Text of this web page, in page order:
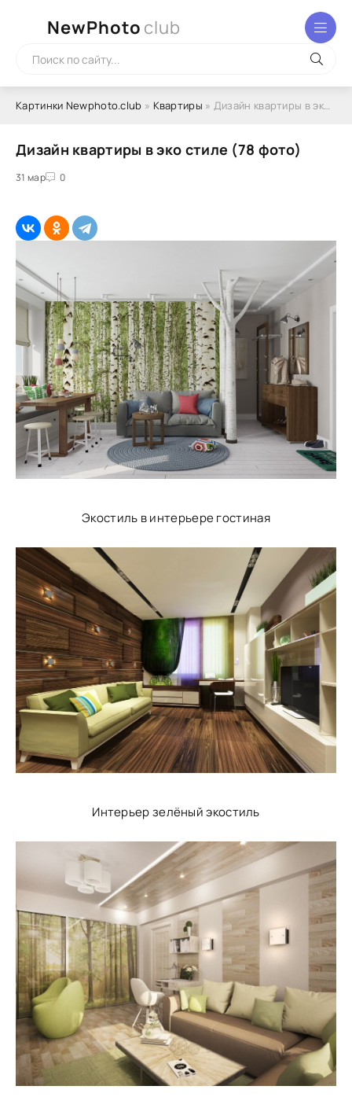
NewPhoto club
Картинки Newphoto.club » Квартиры » Дизайн квартиры в эко стиле (78 фото)
Дизайн квартиры в эко стиле (78 фото)
31 мар 0
Экостиль в интерьере гостиная
Интерьер зелёный экостиль